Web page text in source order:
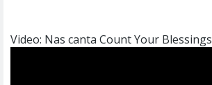
Video: Nas canta Count Your Blessings